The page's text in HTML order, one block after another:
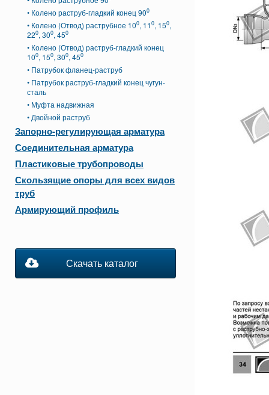
• Колено раструб-гладкий конец 900
• Колено (Отвод) раструбное 100, 110, 150,
220, 300, 450
• Колено (Отвод) раструб-гладкий конец
100, 150, 300, 450
• Патрубок фланец-раструб
• Патрубок раструб-гладкий конец чугун-
сталь
• Муфта надвижная
• Двойной раструб
Запорно-регулирующая арматура
Соединительная арматура
Пластиковые трубопроводы
Скользящие опоры для всех видов
труб
Армирующий профиль
Скачать каталог